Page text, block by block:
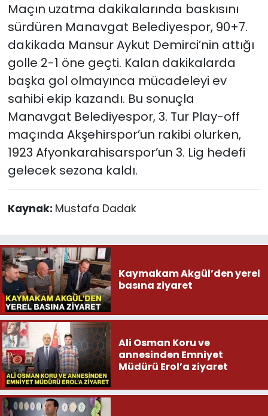
Maçın uzatma dakikalarında baskısını
sürdüren Manavgat Belediyespor, 90+7.
dakikada Mansur Aykut Demirci’nin attığı
golle 2-1 öne geçti. Kalan dakikalarda
başka gol olmayınca mücadeleyi ev
sahibi ekip kazandı. Bu sonuçla
Manavgat Belediyespor, 3. Tur Play-off
maçında Akşehirspor’un rakibi olurken,
1923 Afyonkarahisarspor’un 3. Lig hedefi
gelecek sezona kaldı.
Kaynak: Mustafa Dadak
Kaymakam Akgül’den yerel
basına ziyaret
Ali Osman Koru ve
annesinden Emniyet
Müdürü Erol’a ziyaret